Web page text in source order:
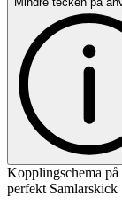
Kopplingschema
perfekt Samlarskick